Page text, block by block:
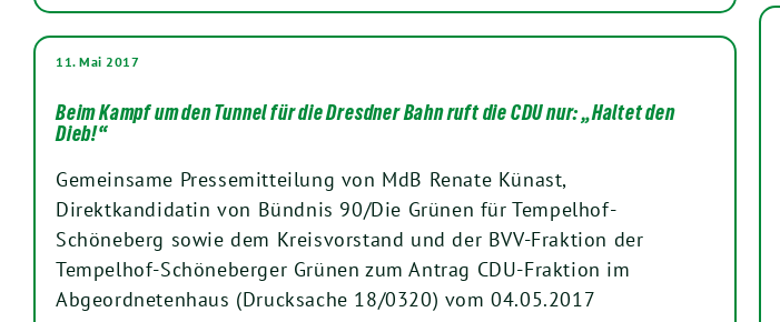
11. Mai 2017
Beim Kampf um den Tunnel für die Dresdner Bahn ruft die CDU nur: „Haltet den
Dieb!“
Gemeinsame Pressemitteilung von MdB Renate Künast,
Direktkandidatin von Bündnis 90/Die Grünen für Tempelhof-
Schöneberg sowie dem Kreisvorstand und der BVV-Fraktion der
Tempelhof-Schöneberger Grünen zum Antrag CDU-Fraktion im
Abgeordnetenhaus (Drucksache 18/0320) vom 04.05.2017